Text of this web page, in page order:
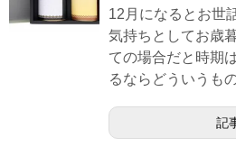
12月になるとお世
気持ちとしてお歳
ての場合だと時期
るならどういうも
記